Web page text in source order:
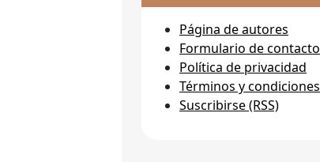
Página de autores
Formulario de contacto
Política de privacidad
Términos y condiciones
Suscribirse (RSS)